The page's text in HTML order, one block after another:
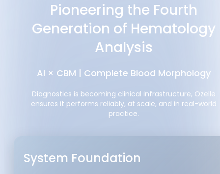
Pioneering the Fourth
Generation of Hematology
Analysis
AI × CBM | Complete Blood Morphology
Diagnostics is becoming clinical infrastructure, Ozelle
ensures it performs reliably, at scale, and in real-world
practice.
System Foundation